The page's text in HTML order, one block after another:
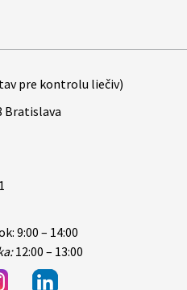
pre kontrolu liečiv)
Bratislava
9:00 – 14:00
12:00 – 13:00